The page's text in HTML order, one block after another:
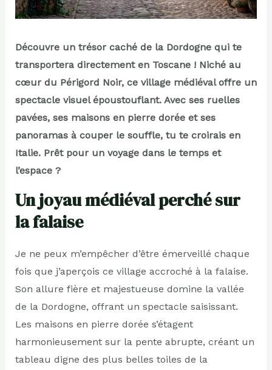
Découvre un trésor caché de la Dordogne qui te
transportera directement en Toscane ! Niché au
cœur du Périgord Noir, ce village médiéval offre un
spectacle visuel époustouflant. Avec ses ruelles
pavées, ses maisons en pierre dorée et ses
panoramas à couper le souffle, tu te croirais en
Italie. Prêt pour un voyage dans le temps et
l’espace ?
Un joyau médiéval perché sur
la falaise
Je ne peux m’empêcher d’être émerveillé chaque
fois que j’aperçois ce village accroché à la falaise.
Son allure fière et majestueuse domine la vallée
de la Dordogne, offrant un spectacle saisissant.
Les maisons en pierre dorée s’étagent
harmonieusement sur la pente abrupte, créant un
tableau digne des plus belles toiles de la